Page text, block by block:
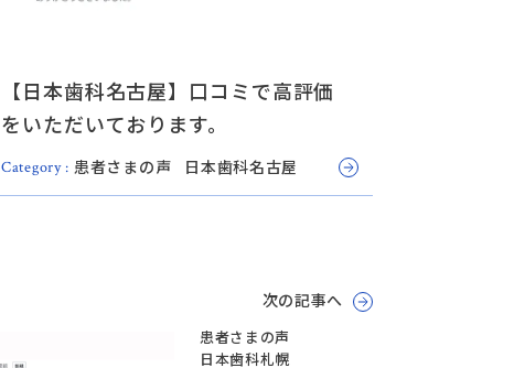
【日本歯科名古屋】口コミで高評価
をいただいております。
Category : 患者さまの声 日本歯科名古屋
次の記事へ
患者さまの声
日本歯科札幌